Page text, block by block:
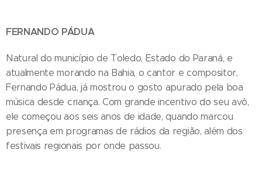
FERNANDO PÁDUA
Natural do município de Toledo, Estado do Paraná, e
atualmente morando na Bahia, o cantor e compositor,
Fernando Pádua, já mostrou o gosto apurado pela boa
música desde criança. Com grande incentivo do seu avô,
ele começou aos seis anos de idade, quando marcou
presença em programas de rádios da região, além dos
festivais regionais por onde passou.